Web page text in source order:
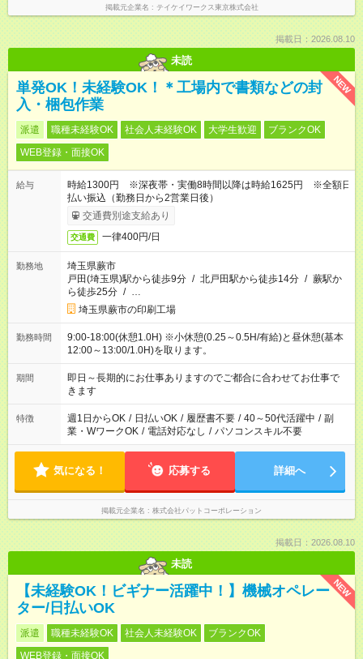
掲載元企業名 テイケイワークス東京株式会社
掲載日：2026.08.10
未読
NEW
単発OK！未経験OK！＊工場内で書類などの封
入・梱包作業
派遣 職種未経験OK 社会人未経験OK 大学生歓迎
ブランクOK
WEB登録・面接OK
給与
時給1300円 ※深夜帯・実働8時間以降は時給1625円 ※全額日
払い振込（勤務日から2営業日後）
交通費別途支給あり
交通費 一律400円/日
勤務地
埼玉県蕨市
戸田(埼玉県)駅から徒歩9分 / 北戸田駅から徒歩14分 / 蕨駅か
ら徒歩25分 / …
埼玉県蕨市の印刷工場
勤務時間
9:00-18:00(休憩1.0H) ※小休憩(0.25～0.5H/有給)と昼休憩(基本
12:00～13:00/1.0H)を取ります。
期間
即日～長期的にお仕事ありますのでご都合に合わせてお仕事で
きます
特徴 週1日からOK / 日払いOK / 履歴書不要 / 40～50代活躍中 / 副
業・WワークOK / 電話対応なし / パソコンスキル不要
気になる！ 応募する 詳細へ
掲載元企業名 株式会社パットコーポレーション
掲載日：2026.08.10
未読
NEW
【未経験OK！ビギナー活躍中！】機械オペレー
ター/日払いOK
派遣 職種未経験OK 社会人未経験OK
ブランクOK
WEB登録・面接OK